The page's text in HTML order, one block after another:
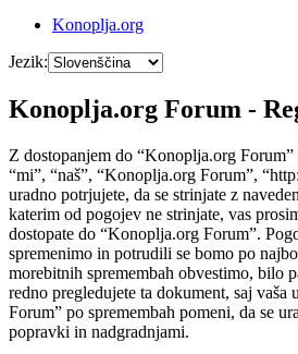
Konoplja.org
Jezik:
Konoplja.org Forum -
Z dostopanjem do “Konoplja.org
“mi”, “naš”, “Konoplja.org Forum”,
uradno potrjujete, da se strinjate z
katerim od pogojev ne strinjate, vas
dostopate do “Konoplja.org Forum”.
spremenimo in potrudili se bomo po
morebitnih spremembah obvestimo, bilo
redno pregledujete ta dokument, saj vaša
Forum” po spremembah pomeni, da se
popravki in nadgradnjami.